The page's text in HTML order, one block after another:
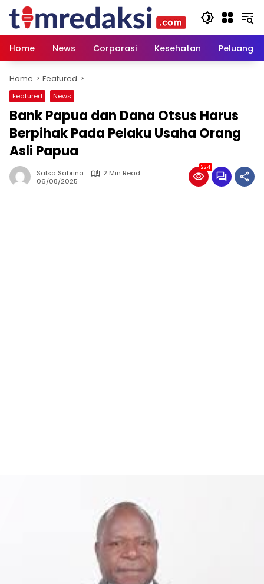
content
Home
News Corporasi Kesehatan Peluang
Home Featured
Featured News
Bank Papua dan Dana Otsus Harus
Berpihak Pada Pelaku Usaha Orang
Asli Papua
Salsa Sabrina
2 Min Read
06/08/2025
224